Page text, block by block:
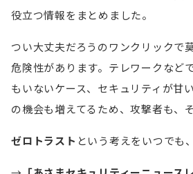
役立つ情報をまとめました。
つい大丈夫だろうのワンクリックで
危険性があります。テレワークなど
もいないケース、セキュリティが甘
の機会も増えてるため、攻撃者も、
ゼロトラスト という考えをいつでも